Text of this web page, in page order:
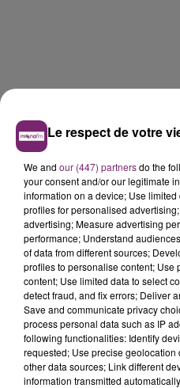
Le respect de votre
We and our (447) partnersdo the
your consent and/or our legitimate
information on a device; Use
profiles for personalised
advertising; Measure advertising
performance; Understand
of data from different sources;
profiles to personalise content; Use
content; Use limited data to select
detect fraud, and fix errors; Deliver
Save and communicate privacy
process personal data such as IP
following functionalities: Identify
requested; Use precise
other data sources; Link different
information transmitted